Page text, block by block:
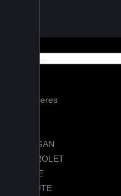
AITO Seres
CHANGAN
CHEVROLET
DODGE
EVOLUTE